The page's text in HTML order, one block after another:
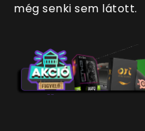
még senki sem látott.